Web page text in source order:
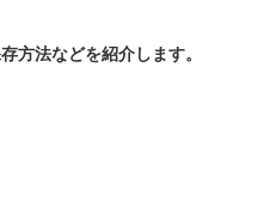
方法などを紹介します。